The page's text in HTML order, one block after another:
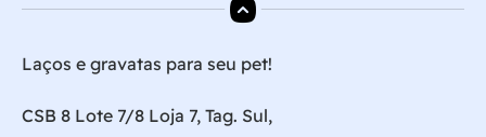
Laços e gravatas para seu pet!
CSB 8 Lote 7/8 Loja 7, Tag. Sul,